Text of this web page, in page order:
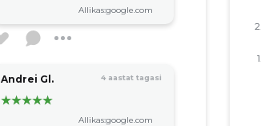
Allikas:google.com
Andrei Gl. 4 aastat tagasi
Allikas:google.com